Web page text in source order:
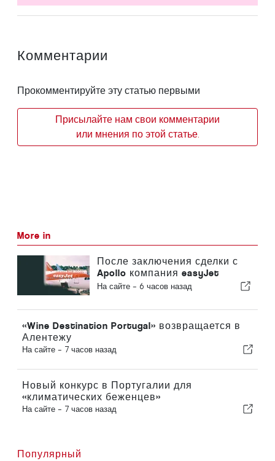
Комментарии
Прокомментируйте эту статью первыми
Присылайте нам свои комментарии
или мнения по этой статье.
More in
После заключения сделки с
Apollo компания easyJet
приближается к Sun
На сайте - 6 часов назад
«Wine Destination Portugal» возвращается в
Алентежу
На сайте - 7 часов назад
Новый конкурс в Португалии для
«климатических беженцев»
На сайте - 7 часов назад
Популярный